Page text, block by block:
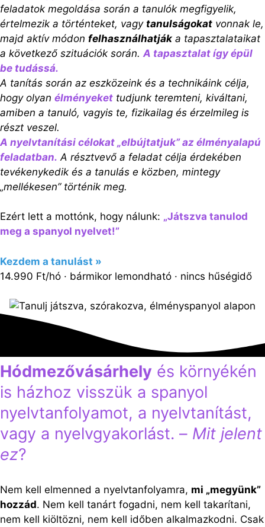
feladatok megoldása során a tanulók megfigyelik,
értelmezik a történteket, vagy tanulságokat vonnak le,
majd aktív módon felhasználhatják a tapasztalataikat
a következő szituációk során. A tapasztalat így épül
be tudássá.
A tanítás során az eszközeink és a technikáink célja,
hogy olyan élményeket tudjunk teremteni, kiváltani,
amiben a tanuló, vagyis te, fizikailag és érzelmileg is
részt veszel.
A nyelvtanítási célokat „elbújtatjuk” az élményalapú
feladatban. A résztvevő a feladat célja érdekében
tevékenykedik és a tanulás e közben, mintegy
„mellékesen” történik meg.
Ezért lett a mottónk, hogy nálunk: „Játszva tanulod
meg a spanyol nyelvet!”
Kezdem a tanulást »
14.990 Ft/hó · bármikor lemondható · nincs hűségidő
Hódmezővásárhely és környékén
is házhoz visszük a spanyol
nyelvtanfolyamot, a nyelvtanítást,
vagy a nyelvgyakorlást. – Mit jelent
ez?
Nem kell elmenned a nyelvtanfolyamra, mi „megyünk”
hozzád. Nem kell tanárt fogadni, nem kell takarítani,
nem kell kiöltözni, nem kell időben alkalmazkodni. Csak